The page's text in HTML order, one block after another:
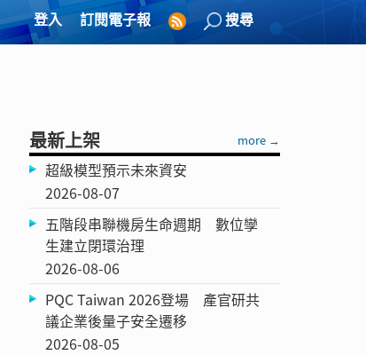
登入 訂閱電子報 搜尋
最新上架 more →
超級模型預示未來資安
2026-08-07
五階段串聯機房生命週期 數位孿
生建立閉環治理
2026-08-06
PQC Taiwan 2026登場 產官研共
議企業後量子安全遷移
2026-08-05